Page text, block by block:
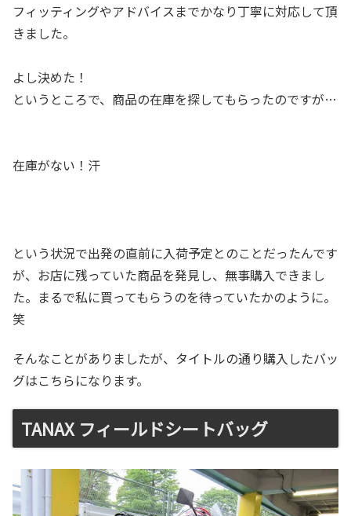
フィッティングやアドバイスまでかなり丁寧に対応して頂
きました。
よし決めた！
というところで、商品の在庫を探してもらったのですが…
在庫がない！汗
という状況で出発の直前に入荷予定とのことだったんです
が、お店に残っていた商品を発見し、無事購入できまし
た。まるで私に買ってもらうのを待っていたかのように。
笑
そんなことがありましたが、タイトルの通り購入したバッ
グはこちらになります。
TANAX フィールドシートバッグ